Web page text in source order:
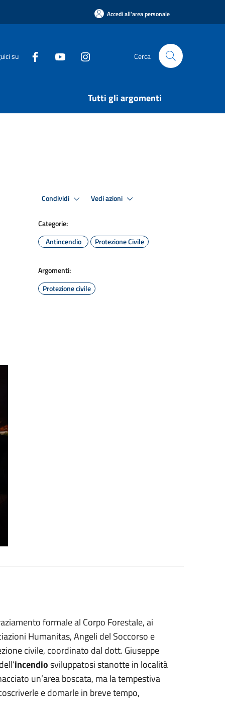
Accedi all'area personale
su Cerca
Tutti gli argomenti
Condividi Vedi azioni
Categorie:
Antincendio
Protezione Civile
Argomenti:
Protezione civile
formale al Corpo Forestale, ai
Humanitas, Angeli del Soccorso e
civile, coordinato dal dott. Giuseppe
incendiosviluppatosi stanotte in località
un’area boscata, ma la tempestiva
e domarle in breve tempo,